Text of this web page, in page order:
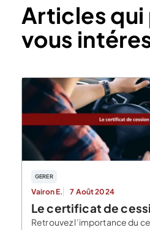
Articles
vous
GERER
Vairon E. 7 Août 2024
Le certificat de
Retrouvez l’importance du